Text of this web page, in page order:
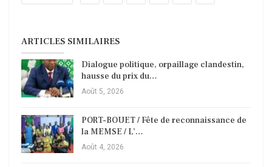
ARTICLES SIMILAIRES
Dialogue politique, orpaillage clandestin,
hausse du prix du…
Août 5, 2026
PORT-BOUET / Fête de reconnaissance de
la MEMSE / L’…
Août 4, 2026